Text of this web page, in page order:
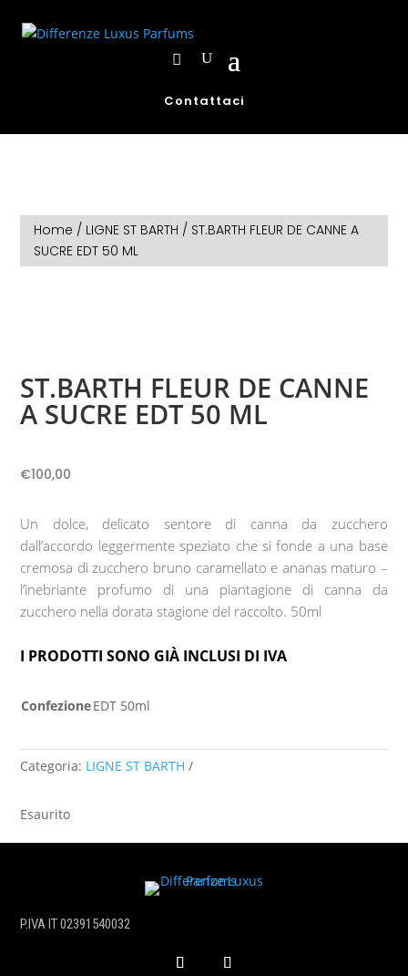
Contattaci
Home / LIGNE ST BARTH / ST.BARTH FLEUR DE CANNE A
SUCRE EDT 50 ML
ST.BARTH FLEUR DE CANNE
A SUCRE EDT 50 ML
€100,00
Un dolce, delicato sentore di canna da zucchero
dall’accordo leggermente speziato che si fonde a una base
cremosa di zucchero bruno caramellato e ananas maturo –
l’inebriante profumo di una piantagione di canna da
zucchero nella dorata stagione del raccolto. 50ml
I PRODOTTI SONO GIÀ INCLUSI DI IVA
ConfezioneEDT 50ml
Categoria: LIGNE ST BARTH
Esaurito
P.IVA IT 02391540032